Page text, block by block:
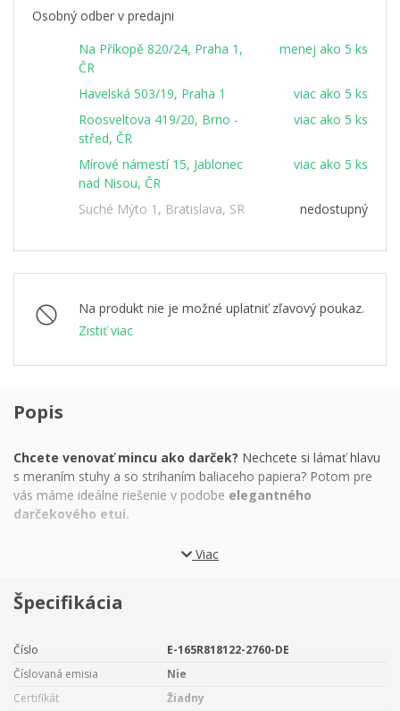
Osobný odber v predajni
Na Příkopě 820/24, Praha 1,
ČR
menej ako 5 ks
Havelská 503/19, Praha 1
viac ako 5 ks
Roosveltova 419/20, Brno -
střed, ČR
viac ako 5 ks
Mírové námestí 15, Jablonec
nad Nisou, ČR
viac ako 5 ks
Suché Mýto 1, Bratislava, SR nedostupný
Na produkt nie je možné uplatniť zľavový poukaz.
Zistiť viac
Popis
Chcete venovať mincu ako darček? Nechcete si lámať hlavu
s meraním stuhy a so strihaním baliaceho papiera? Potom pre
vás máme ideálne riešenie v podobe elegantného
darčekového etui.
má vo vnútri mäkké lôžko
tvarované tak, aby obsiahlo nasledujúce mince či medaily:
zlaté razby s hmotnosťou 1/4 trojskej unce
zlatú investičnú mincu Český lev s hmotnosťou
1/200 trojskej unce
Viac
Špecifikácia
Číslo
E-165R818122-2760-DE
Číslovaná emisia
Nie
Certifikát
Žiadny